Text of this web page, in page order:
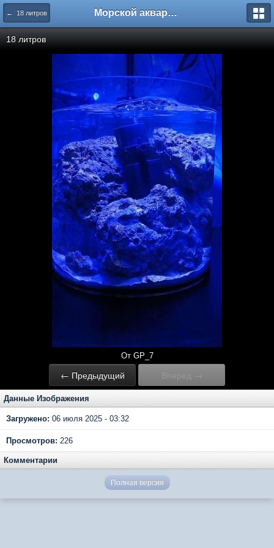
← 18 литров Морской аквариум. Форумы ReefCentral.ru
18 литров
От GP_7
← Предыдущий Вперед →
Данные Изображения
Загружено: 06 июля 2025 - 03:32
Просмотров: 226
Комментарии
Полная версия